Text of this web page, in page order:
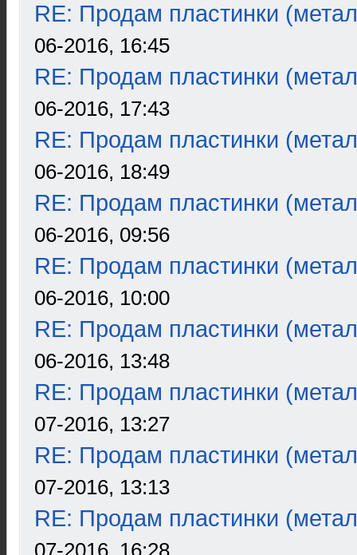
RE: Продам пластинки
06-2016, 16:45
RE: Продам пластинки
06-2016, 17:43
RE: Продам пластинки
06-2016, 18:49
RE: Продам пластинки
06-2016, 09:56
RE: Продам пластинки
06-2016, 10:00
RE: Продам пластинки
06-2016, 13:48
RE: Продам пластинки
07-2016, 13:27
RE: Продам пластинки
07-2016, 13:13
RE: Продам пластинки
07-2016, 16:28